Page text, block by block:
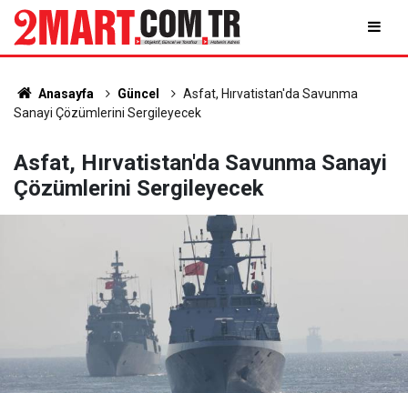
Anasayfa Güncel
Asfat, Hırvatistan'da Savunma
Sanayi Çözümlerini Sergileyecek
Asfat, Hırvatistan'da Savunma Sanayi
Çözümlerini Sergileyecek